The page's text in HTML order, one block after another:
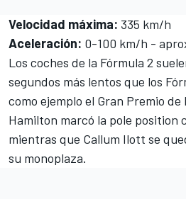
Velocidad máxima: 335 km/h
Aceleración: 0-100 km/h -
Los coches de la Fórmula 2
segundos más lentos que los
como ejemplo el Gran Premio de
Hamilton marcó la pole position
mientras que Callum Ilott se
su monoplaza.